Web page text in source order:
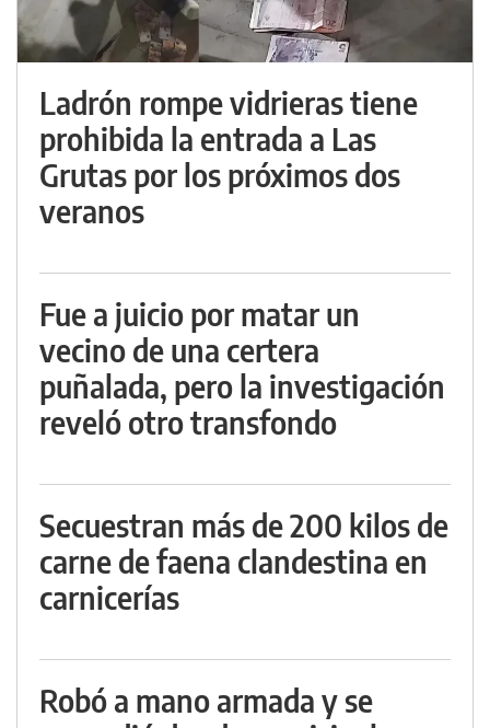
Ladrón rompe vidrieras tiene
prohibida la entrada a Las
Grutas por los próximos dos
veranos
Fue a juicio por matar un
vecino de una certera
puñalada, pero la investigación
reveló otro transfondo
Secuestran más de 200 kilos de
carne de faena clandestina en
carnicerías
Robó a mano armada y se